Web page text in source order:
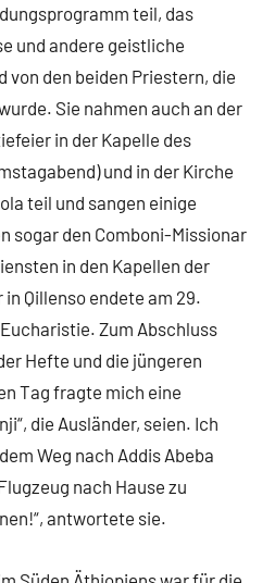
teil, das
und andere geistliche
den beiden Priestern, die
Sie nahmen auch an der
in der Kapelle des
und in der Kirche
teil und sangen einige
sogar den Comboni-Missionar
in den Kapellen der
Qillenso endete am 29.
Zum Abschluss
Hefte und die jüngeren
Tag fragte mich eine
die Ausländer, seien. Ich
Weg nach Addis Abeba
nach Hause zu
antwortete sie.